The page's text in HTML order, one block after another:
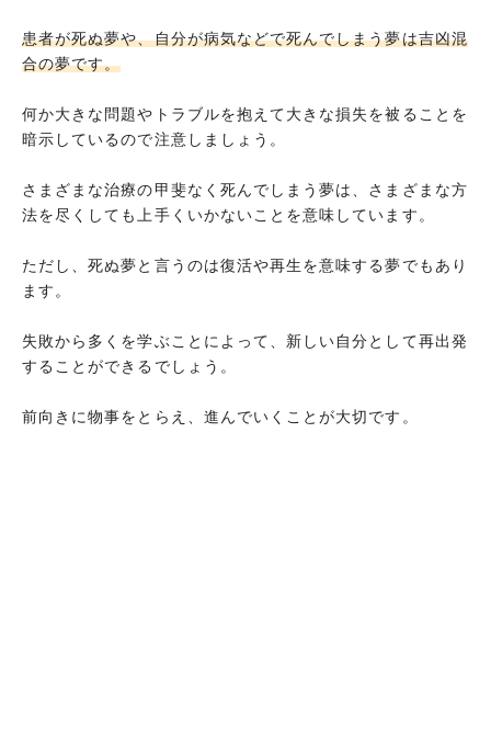
患者が死ぬ夢
入院する夢
退院する夢
患者が病院から逃げだす夢
お見舞いの人がやってくる夢
点滴を受ける夢
胸が痛い夢
吐き気が止まらない夢
患者が死ぬ夢や、自分が病気などで死んでしまう夢は吉凶混
合の夢です。
何か大きな問題やトラブルを抱えて大きな損失を被ることを
暗示しているので注意しましょう。
さまざまな治療の甲斐なく死んでしまう夢は、さまざまな方
法を尽くしても上手くいかないことを意味しています。
ただし、死ぬ夢と言うのは復活や再生を意味する夢でもあり
ます。
失敗から多くを学ぶことによって、新しい自分として再出発
することができるでしょう。
前向きに物事をとらえ、進んでいくことが大切です。